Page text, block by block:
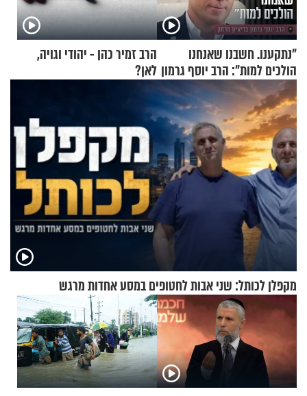
"נתקענו. חשבנו שאנחנו
הולכים למות": הרב יוסף גרמון
בריאיון מרתק
הרב זמיר כהן - יהודי וגויה,
לאן?
מקפלן לכותל: שני אבות לחטופים במסע אחדות מרגש